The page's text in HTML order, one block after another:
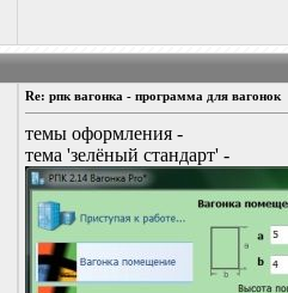
Re: рпк вагонка - программа для вагонок
темы оформления -
тема 'зелёный стандарт' -